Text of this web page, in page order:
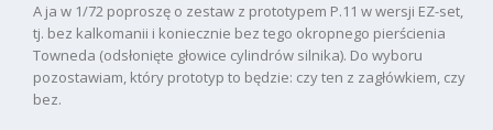
A ja w 1/72 poproszę o zestaw z prototypem P.11 w wersji EZ-set,
tj. bez kalkomanii i koniecznie bez tego okropnego pierścienia
Towneda (odsłonięte głowice cylindrów silnika). Do wyboru
pozostawiam, który prototyp to będzie: czy ten z zagłówkiem, czy
bez.